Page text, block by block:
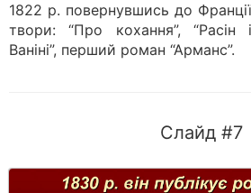
1822 р. повернувшись до
твори: “Про кохання”, “Расін
Ваніні”, перший роман “Арманс”.
Слайд #7